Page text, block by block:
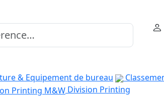
& Equipement de bureau
Division Printing